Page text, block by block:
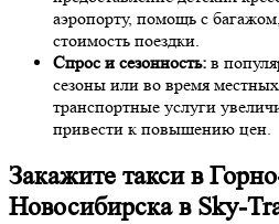
аэропорту, помощь с
стоимость поездки.
Спрос и сезонность: в
сезоны или во время
транспортные услуги
привести к повышению цен.
Закажите такси в
Новосибирска в Sky-